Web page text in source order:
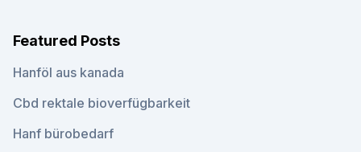
Featured Posts
Hanföl aus kanada
Cbd rektale bioverfügbarkeit
Hanf bürobedarf